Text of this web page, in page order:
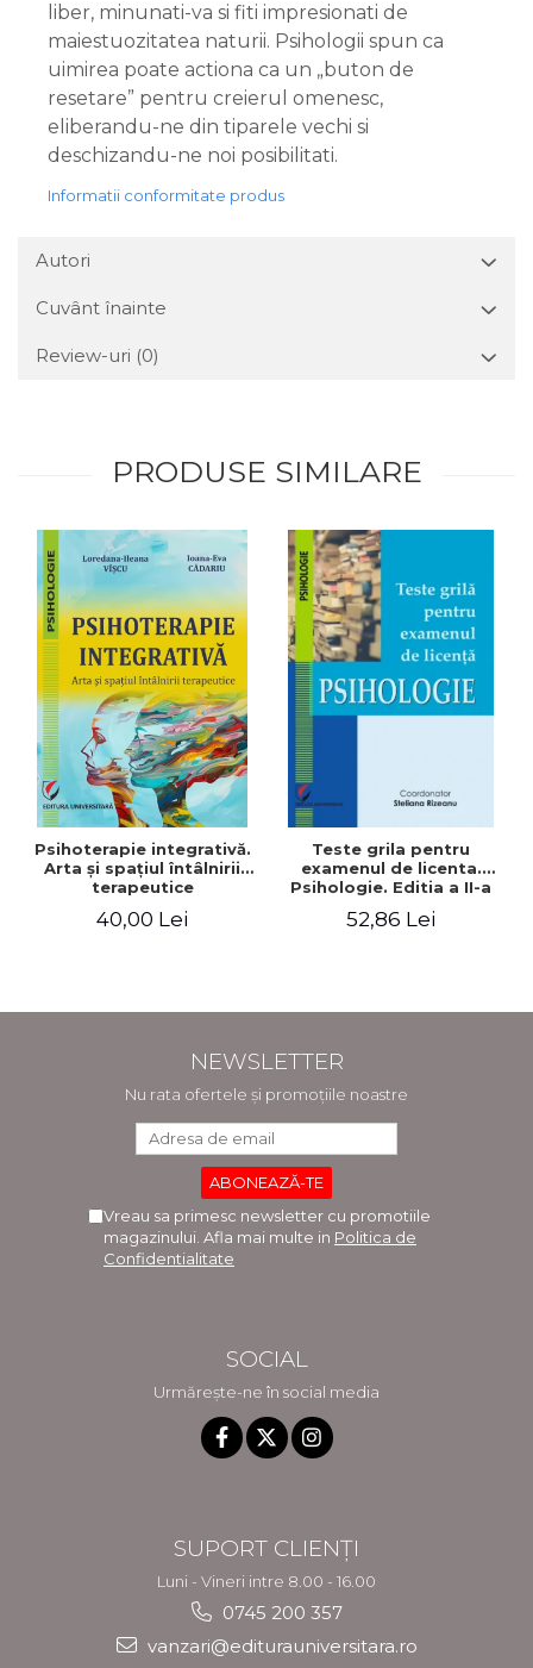
liber, minunati-va si fiti impresionati de
maiestuozitatea naturii. Psihologii spun ca
uimirea poate actiona ca un „buton de
resetare” pentru creierul omenesc,
eliberandu-ne din tiparele vechi si
deschizandu-ne noi posibilitati.
Informatii conformitate produs
Autori
Cuvânt înainte
Review-uri (0)
PRODUSE SIMILARE
Psihoterapie integrativă.
Arta şi spaţiul întâlnirii
terapeutice
40,00 Lei
Teste grila pentru
examenul de licenta.
Psihologie. Editia a II-a
revizuita si adaugita
52,86 Lei
NEWSLETTER
Nu rata ofertele și promoțiile noastre
Vreau sa primesc newsletter cu promotiile
magazinului. Afla mai multe in Politica de
Confidentialitate
SOCIAL
Urmărește-ne în social media
SUPORT CLIENȚI
Luni - Vineri intre 8.00 - 16.00
0745 200 357
vanzari@editurauniversitara.ro